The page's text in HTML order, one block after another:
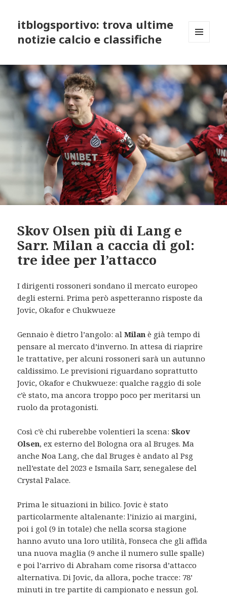
itblogsportivo: trova ultime
notizie calcio e classifiche
WIDGETS
Skov Olsen più di Lang e
Sarr. Milan a caccia di gol:
tre idee per l’attacco
I dirigenti rossoneri sondano il mercato europeo
degli esterni. Prima però aspetteranno risposte da
Jovic, Okafor e Chukwueze
Gennaio è dietro l’angolo: alMilan è già tempo di
pensare al mercato d’inverno. In attesa di riaprire
le trattative, per alcuni rossoneri sarà un autunno
caldissimo. Le previsioni riguardano soprattutto
Jovic, Okafor e Chukwueze: qualche raggio di sole
c’è stato, ma ancora troppo poco per meritarsi un
ruolo da protagonisti.
Così c’è chi ruberebbe volentieri la scena: Skov
Olsen, ex esterno del Bologna ora al Bruges. Ma
anche Noa Lang, che dal Bruges è andato al Psg
nell’estate del 2023 e Ismaila Sarr, senegalese del
Crystal Palace.
Prima le situazioni in bilico. Jovic è stato
particolarmente altalenante: l’inizio ai margini,
poi i gol (9 in totale) che nella scorsa stagione
hanno avuto una loro utilità, Fonseca che gli affida
una nuova maglia (9 anche il numero sulle spalle)
e poi l’arrivo di Abraham come risorsa d’attacco
alternativa. Di Jovic, da allora, poche tracce: 78’
minuti in tre partite di campionato e nessun gol.